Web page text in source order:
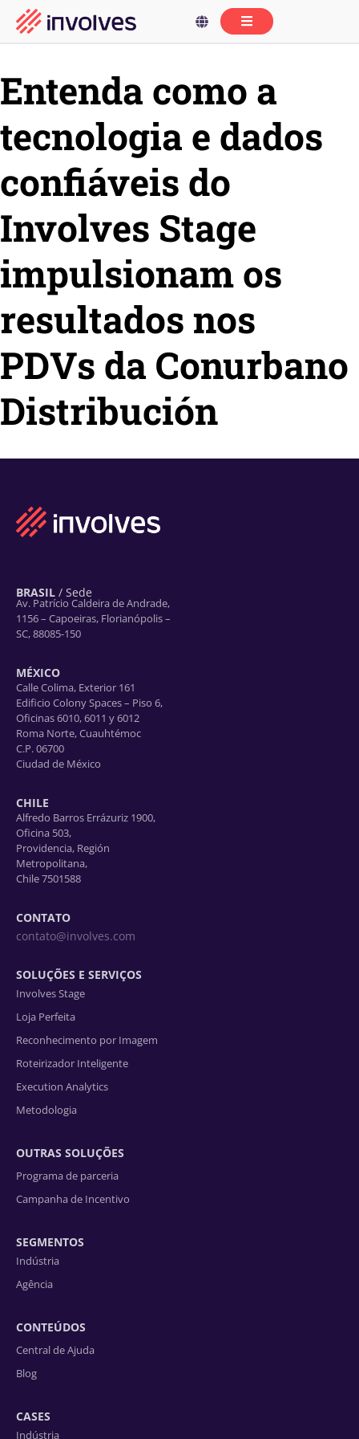
Entenda como a
tecnologia e dados
confiáveis do
Involves Stage
impulsionam os
resultados nos
PDVs da Conurbano
Distribución
BRASIL / Sede
Av. Patrício Caldeira de Andrade,
1156 – Capoeiras, Florianópolis –
SC, 88085-150
MÉXICO
Calle Colima, Exterior 161
Edificio Colony Spaces – Piso 6,
Oficinas 6010, 6011 y 6012
Roma Norte, Cuauhtémoc
C.P. 06700
Ciudad de México
CHILE
Alfredo Barros Errázuriz 1900,
Oficina 503,
Providencia, Región
Metropolitana,
Chile 7501588
CONTATO
contato@involves.com
SOLUÇÕES E SERVIÇOS
Involves Stage
Loja Perfeita
Reconhecimento por Imagem
Roteirizador Inteligente
Execution Analytics
Metodologia
OUTRAS SOLUÇÕES
Programa de parceria
Campanha de Incentivo
SEGMENTOS
Indústria
Agência
CONTEÚDOS
Central de Ajuda
Blog
CASES
Indústria